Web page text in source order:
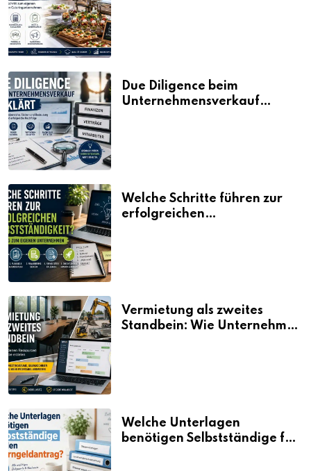
Due Diligence beim
Unternehmensverkauf
Welche Schritte führen zur
erfolgreichen
Vermietung als zweites
Standbein: Wie Unternehmen
Welche Unterlagen
benötigen Selbstständige für